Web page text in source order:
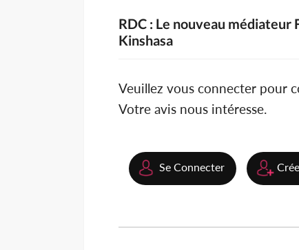
RDC : Le nouveau médiateur
Kinshasa
Veuillez vous connecter pour
Votre avis nous intéresse.
Se Connecter